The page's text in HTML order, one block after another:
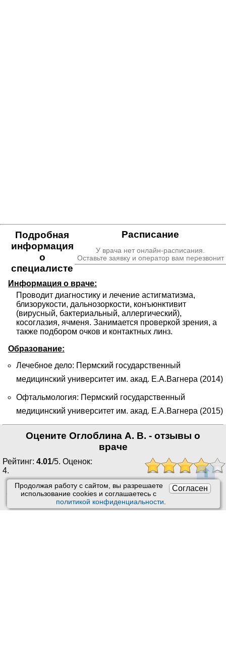
⬆
Согласен
Продолжая работу с сайтом, вы разрешаете
использование сookies и соглашаетесь с
политикой конфиденциальности.
Расписание
У врача нет онлайн-расписания.
Оставьте заявку и оператор вам перезвонит
Подробная
информация
о
специалисте
Информация о враче:
Проводит диагностику и лечение астигматизма,
близорукости, дальнозоркости, конъюнктивит
(вирусный, бактериальный, аллергический),
косоглазия, ячменя. Занимается проверкой зрения, а
также подбором очков и контактных линз.
Образование:
Лечебное дело: Пермский государственный
медицинский университет им. акад. Е.А.Вагнера (2014)
Офтальмология: Пермский государственный
медицинский университет им. акад. Е.А.Вагнера (2015)
Оцените Оглоблина А. В. - отзывы о
враче
Рейтинг: 4.01/5. Оценок:
4.
Ставить оценки и оставлять отзывы можно только после
приема врача или получения заказа.